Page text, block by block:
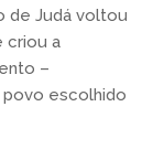
de Judá voltou
criou a
–
escolhido